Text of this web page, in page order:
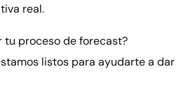
real.
tu proceso de forecast?
listos para ayudarte a dar